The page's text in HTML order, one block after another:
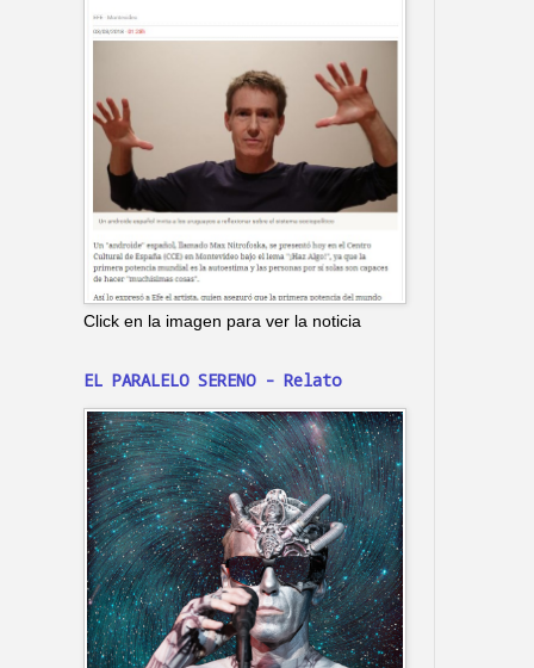
Click en la imagen para ver la noticia
EL PARALELO SERENO - Relato